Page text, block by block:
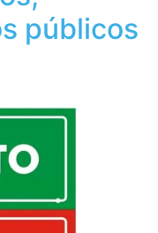
públicos